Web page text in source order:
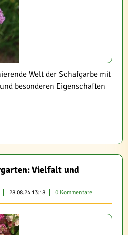
Welt der Schafgarbe mit
besonderen Eigenschaften
Vielfalt und
28.08.24 13:18 0 Kommentare